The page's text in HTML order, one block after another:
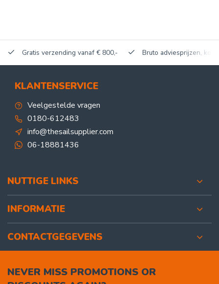
Gratis verzending vanaf € 800,- Bruto adviesprijzen,
KLANTENSERVICE
Veelgestelde vragen
0180-612483
info@thesailsupplier.com
06-18881436
NUTTIGE LINKS
INFORMATIE
CONTACTGEGEVENS
NEVER MISS PROMOTIONS OR